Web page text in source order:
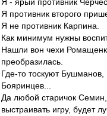
Я противник второго
Я не противник Карпина.
Как минимум нужны
Нашли вон чехи
преобразилась.
Где-то тоскуют
Бояринцев...
Да любой старичок
выстраивать игру, будет